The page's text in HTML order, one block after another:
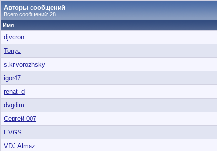
Авторы сообщений
Всего сообщений: 28
Имя
djvoron
Тонус
s.krivorozhsky
igor47
renat_d
dvgdim
Сергей-007
EVGS
VDJ Almaz